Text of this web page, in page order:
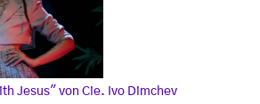
Jesus" von Cie. Ivo Dimchev